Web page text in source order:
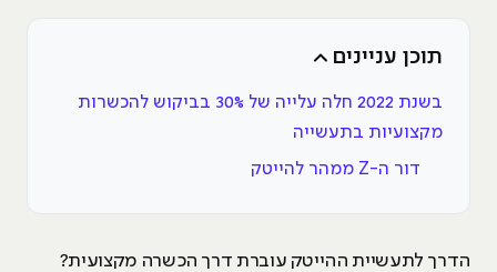
תוכן עניינים
בשנת 2022 חלה עלייה של 30% בביקוש להכשרות
מקצועיות בתעשייה
דור ה-Z ממהר להייטק
הדרך לתעשיית ההייטק עוברת דרך הכשרה מקצועית?